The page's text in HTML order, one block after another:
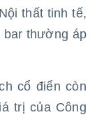
thất tinh tế,
bar thường áp
cổ điển còn
trị của Công